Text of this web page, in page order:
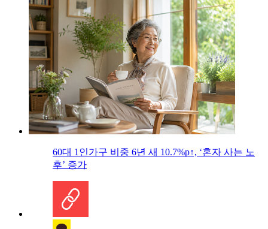
60대 1인가구 비중 6년 새 10.7%p↑, ‘혼자 사는 노
후’ 증가